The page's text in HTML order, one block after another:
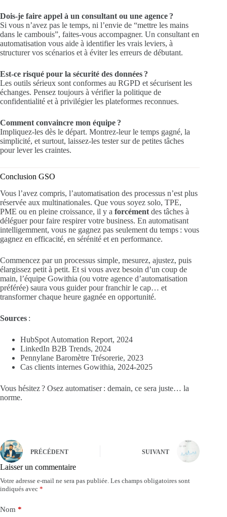
Dois-je faire appel à un consultant ou une agence ?
Si vous n’avez pas le temps, ni l’envie de “mettre les mains
dans le cambouis”, faites-vous accompagner. Un consultant en
automatisation vous aide à identifier les vrais leviers, à
structurer vos scénarios et à éviter les erreurs de débutant.
Est-ce risqué pour la sécurité des données ?
Les outils sérieux sont conformes au RGPD et sécurisent les
échanges. Pensez toujours à vérifier la politique de
confidentialité et à privilégier les plateformes reconnues.
Comment convaincre mon équipe ?
Impliquez-les dès le départ. Montrez-leur le temps gagné, la
simplicité, et surtout, laissez-les tester sur de petites tâches
pour lever les craintes.
Conclusion GSO
Vous l’avez compris, l’automatisation des processus n’est plus
réservée aux multinationales. Que vous soyez solo, TPE,
PME ou en pleine croissance, il y a forcément des tâches à
déléguer pour faire respirer votre business. En automatisant
intelligemment, vous ne gagnez pas seulement du temps : vous
gagnez en efficacité, en sérénité et en performance.
Commencez par un processus simple, mesurez, ajustez, puis
élargissez petit à petit. Et si vous avez besoin d’un coup de
main, l’équipe Gowithia (ou votre agence d’automatisation
préférée) saura vous guider pour franchir le cap… et
transformer chaque heure gagnée en opportunité.
Sources :
HubSpot Automation Report, 2024
LinkedIn B2B Trends, 2024
Pennylane Baromètre Trésorerie, 2023
Cas clients internes Gowithia, 2024-2025
Vous hésitez ? Osez automatiser : demain, ce sera juste… la
norme.
PRÉCÉDENT SUIVANT
Laisser un commentaire
Votre adresse e-mail ne sera pas publiée. Les champs obligatoires sont
indiqués avec *
Nom *